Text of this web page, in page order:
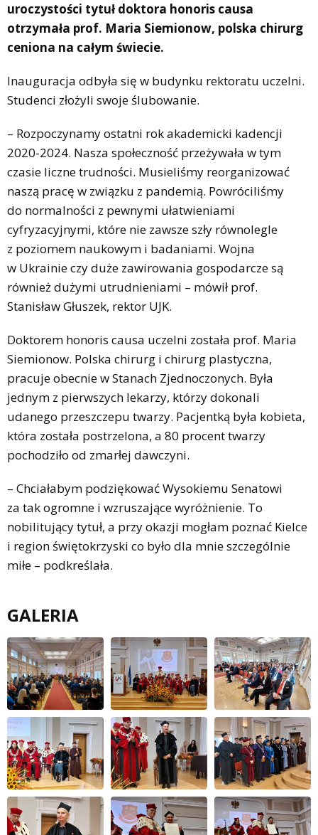
uroczystości tytuł doktora honoris causa
otrzymała prof. Maria Siemionow, polska chirurg
ceniona na całym świecie.
Inauguracja odbyła się w budynku rektoratu uczelni.
Studenci złożyli swoje ślubowanie.
– Rozpoczynamy ostatni rok akademicki kadencji
2020-2024. Nasza społeczność przeżywała w tym
czasie liczne trudności. Musieliśmy reorganizować
naszą pracę w związku z pandemią. Powróciliśmy
do normalności z pewnymi ułatwieniami
cyfryzacyjnymi, które nie zawsze szły równolegle
z poziomem naukowym i badaniami. Wojna
w Ukrainie czy duże zawirowania gospodarcze są
również dużymi utrudnieniami – mówił prof.
Stanisław Głuszek, rektor UJK.
Doktorem honoris causa uczelni została prof. Maria
Siemionow. Polska chirurg i chirurg plastyczna,
pracuje obecnie w Stanach Zjednoczonych. Była
jednym z pierwszych lekarzy, którzy dokonali
udanego przeszczepu twarzy. Pacjentką była kobieta,
która została postrzelona, a 80 procent twarzy
pochodziło od zmarłej dawczyni.
– Chciałabym podziękować Wysokiemu Senatowi
za tak ogromne i wzruszające wyróżnienie. To
nobilitujący tytuł, a przy okazji mogłam poznać Kielce
i region świętokrzyski co było dla mnie szczególnie
miłe – podkreślała.
GALERIA